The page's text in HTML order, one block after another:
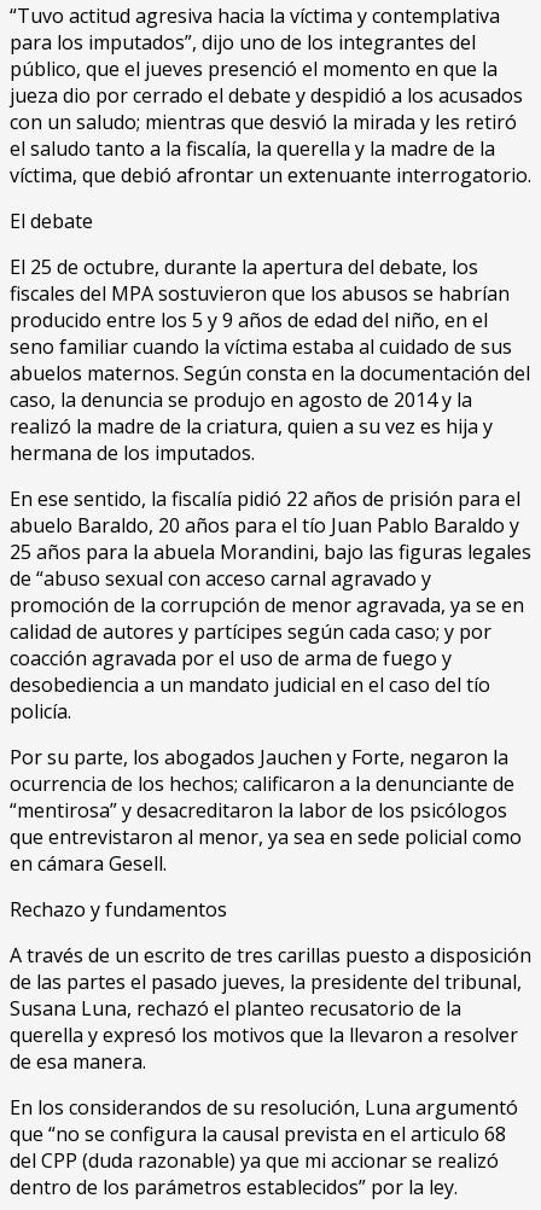
“Tuvo actitud agresiva hacia la víctima y contemplativa
para los imputados”, dijo uno de los integrantes del
público, que el jueves presenció el momento en que la
jueza dio por cerrado el debate y despidió a los acusados
con un saludo; mientras que desvió la mirada y les retiró
el saludo tanto a la fiscalía, la querella y la madre de la
víctima, que debió afrontar un extenuante interrogatorio.
El debate
El 25 de octubre, durante la apertura del debate, los
fiscales del MPA sostuvieron que los abusos se habrían
producido entre los 5 y 9 años de edad del niño, en el
seno familiar cuando la víctima estaba al cuidado de sus
abuelos maternos. Según consta en la documentación del
caso, la denuncia se produjo en agosto de 2014 y la
realizó la madre de la criatura, quien a su vez es hija y
hermana de los imputados.
En ese sentido, la fiscalía pidió 22 años de prisión para el
abuelo Baraldo, 20 años para el tío Juan Pablo Baraldo y
25 años para la abuela Morandini, bajo las figuras legales
de “abuso sexual con acceso carnal agravado y
promoción de la corrupción de menor agravada, ya se en
calidad de autores y partícipes según cada caso; y por
coacción agravada por el uso de arma de fuego y
desobediencia a un mandato judicial en el caso del tío
policía.
Por su parte, los abogados Jauchen y Forte, negaron la
ocurrencia de los hechos; calificaron a la denunciante de
“mentirosa” y desacreditaron la labor de los psicólogos
que entrevistaron al menor, ya sea en sede policial como
en cámara Gesell.
Rechazo y fundamentos
A través de un escrito de tres carillas puesto a disposición
de las partes el pasado jueves, la presidente del tribunal,
Susana Luna, rechazó el planteo recusatorio de la
querella y expresó los motivos que la llevaron a resolver
de esa manera.
En los considerandos de su resolución, Luna argumentó
que “no se configura la causal prevista en el articulo 68
del CPP (duda razonable) ya que mi accionar se realizó
dentro de los parámetros establecidos” por la ley.